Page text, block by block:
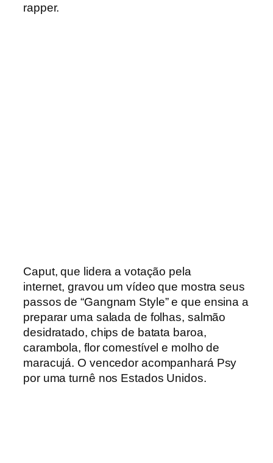
rapper.
Caput, que lidera a votação pela
internet, gravou um vídeo que mostra seus
passos de “Gangnam Style” e que ensina a
preparar uma salada de folhas, salmão
desidratado, chips de batata baroa,
carambola, flor comestível e molho de
maracujá. O vencedor acompanhará Psy
por uma turnê nos Estados Unidos.